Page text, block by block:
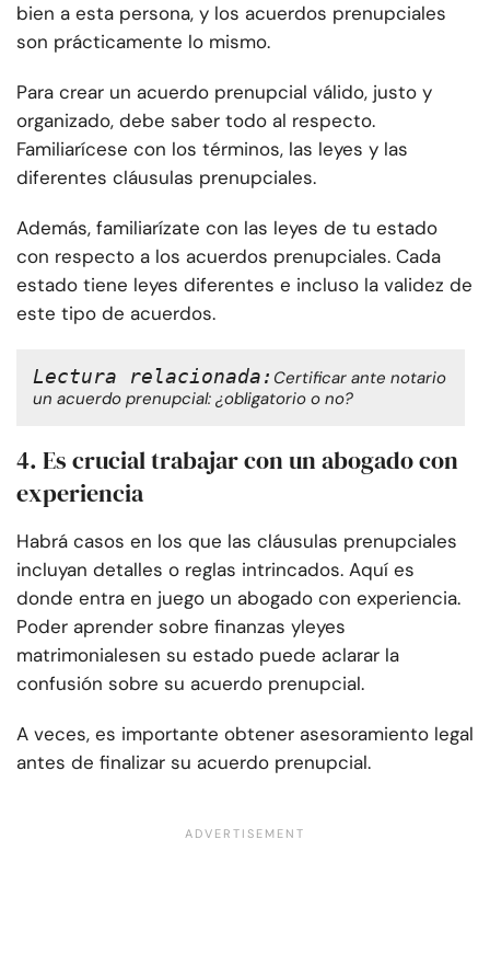
bien a esta persona, y los acuerdos prenupciales
son prácticamente lo mismo.
Para crear un acuerdo prenupcial válido, justo y
organizado, debe saber todo al respecto.
Familiarícese con los términos, las leyes y las
diferentes cláusulas prenupciales.
Además, familiarízate con las leyes de tu estado
con respecto a los acuerdos prenupciales. Cada
estado tiene leyes diferentes e incluso la validez de
este tipo de acuerdos.
Lectura relacionada: Certificar ante notario
un acuerdo prenupcial: ¿obligatorio o no?
4. Es crucial trabajar con un abogado con
experiencia
Habrá casos en los que las cláusulas prenupciales
incluyan detalles o reglas intrincados. Aquí es
donde entra en juego un abogado con experiencia.
Poder aprender sobre finanzas yleyes
matrimonialesen su estado puede aclarar la
confusión sobre su acuerdo prenupcial.
A veces, es importante obtener asesoramiento legal
antes de finalizar su acuerdo prenupcial.